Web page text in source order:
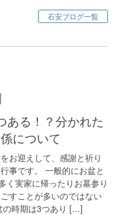
石安ブログ一覧
について
お迎えして、感謝と祈り
事です。 一般的にお盆と
く実家に帰ったりお墓参り
すことが多いのではない
の時期は3つあり […]